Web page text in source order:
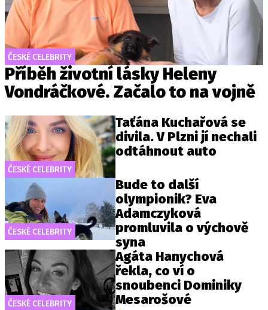
ČESKÉ CELEBRITY
Příběh životní lásky Heleny
Vondráčkové. Začalo to na vojně
ČESKÉ CELEBRITY
Taťána Kuchařová se
divila. V Plzni jí nechali
odtáhnout auto
ČESKÉ CELEBRITY
Bude to další
olympionik? Eva
Adamczyková
promluvila o výchově
syna
ČESKÉ CELEBRITY
Agáta Hanychová
řekla, co ví o
snoubenci Dominiky
Mesarošové